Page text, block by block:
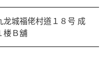
龙城福佬村道１８号 成
楼Ｂ舖